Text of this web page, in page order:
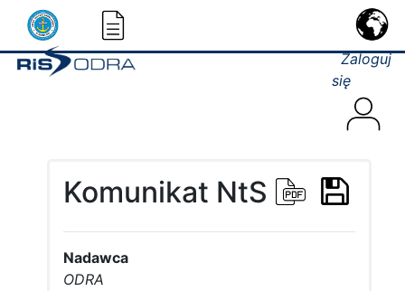
Zaloguj
się
Komunikat NtS
Nadawca
ODRA